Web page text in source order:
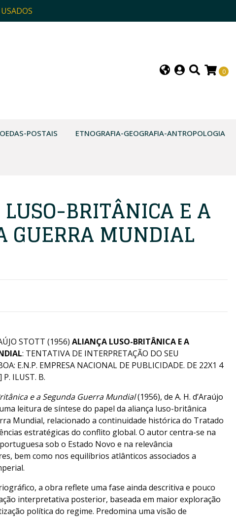
0
POSTAIS ETNOGRAFIA-GEOGRAFIA-ANTROPOLOGIA
BRITÂNICA E A
GUERRA MUNDIAL
STOTT (1956) ALIANÇA LUSO-BRITÂNICA E A
: TENTATIVA DE INTERPRETAÇÃO DO SEU
E.N.P. EMPRESA NACIONAL DE PUBLICIDADE. DE 22X1 4
ILUST. B.
e a Segunda Guerra Mundial(1956), de A. H. d’Araújo
leitura de síntese do papel da aliança luso-britânica
Mundial, relacionado a continuidade histórica do Tratado
estratégicas do conflito global. O autor centra-se na
sob o Estado Novo e na relevância
bem como nos equilíbrios atlânticos associados a
a obra reflete uma fase ainda descritiva e pouco
interpretativa posterior, baseada em maior exploração
política do regime. Predomina uma visão de